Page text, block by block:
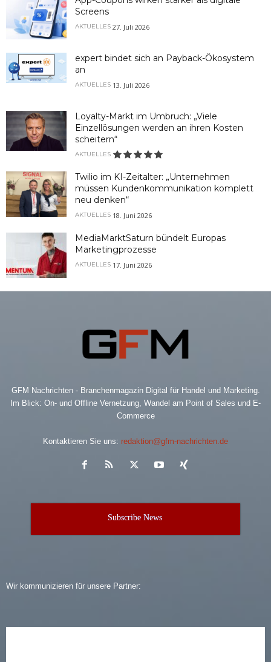
Screens
AKTUELLES 27. Juli 2026
expert bindet sich an Payback-Ökosystem
an
AKTUELLES 13. Juli 2026
Loyalty-Markt im Umbruch: „Viele
Einzellösungen werden an ihren Kosten
scheitern“
AKTUELLES
Twilio im KI-Zeitalter: „Unternehmen
müssen Kundenkommunikation komplett
neu denken“
AKTUELLES 18. Juni 2026
MediaMarktSaturn bündelt Europas
Marketingprozesse
AKTUELLES 17. Juni 2026
GFM Nachrichten - Branchenmagazin Digital für Handel und Marketing.
Im Blick: On- und Offline Vernetzung, Wandel am Point of Sales und E-
Commerce
Kontaktieren Sie uns: redaktion@gfm-nachrichten.de
Subscribe News
Wir kommunizieren für unsere Partner: